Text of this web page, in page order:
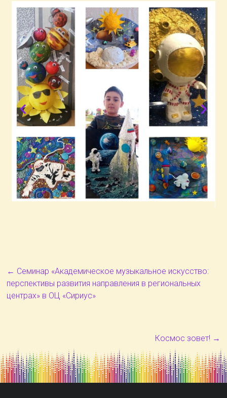
← Семинар «Академическое музыкальное искусство:
перспективы развития направления в региональных
центрах» в ОЦ «Сириус»
Космос зовет! →